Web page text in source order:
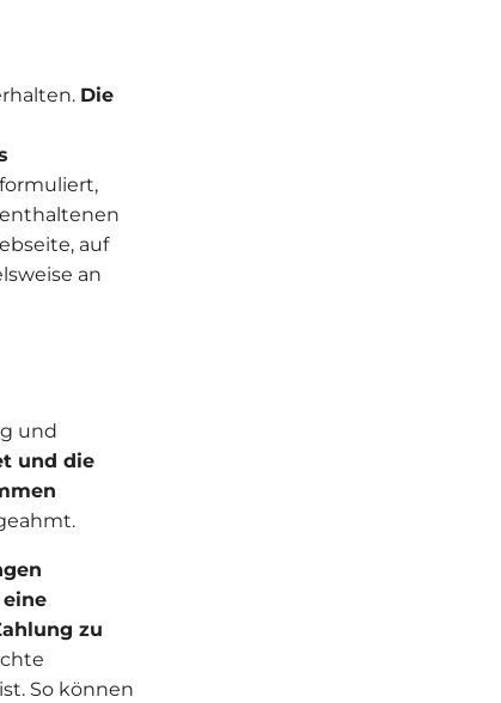
Die
auf
an
und
und die
zu
So können